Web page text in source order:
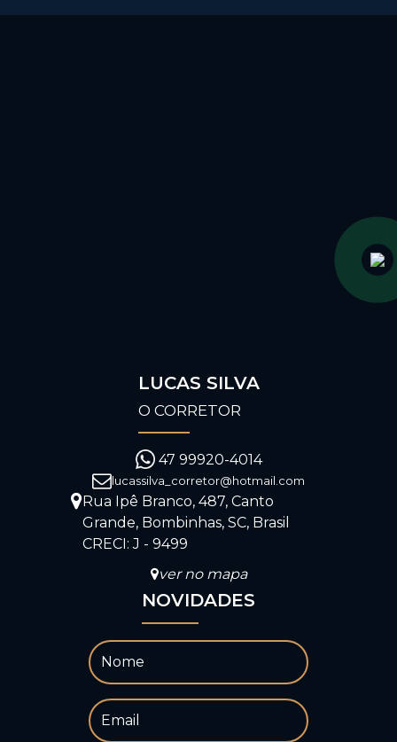
LUCAS SILVA
O CORRETOR
47 99920-4014
lucassilva_corretor@hotmail.com
Rua Ipê Branco, 487, Canto
Grande, Bombinhas, SC, Brasil
CRECI: J - 9499
ver no mapa
NOVIDADES